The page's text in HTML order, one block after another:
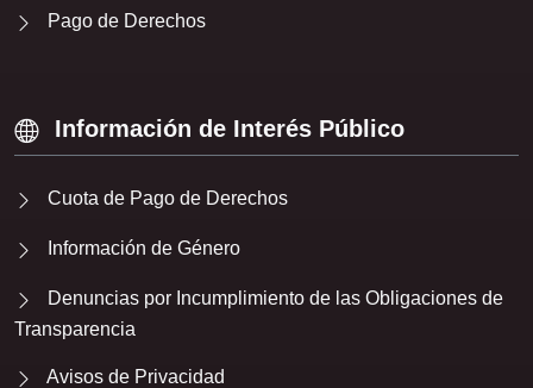
Pago de Derechos
Información de Interés Público
Cuota de Pago de Derechos
Información de Género
Denuncias por Incumplimiento de las Obligaciones de
Transparencia
Avisos de Privacidad